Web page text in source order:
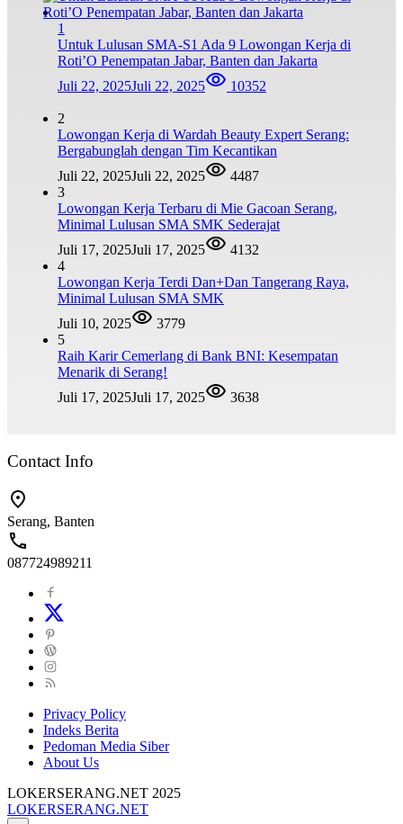
1
Untuk Lulusan SMA-S1 Ada 9 Lowongan Kerja di
Roti’O Penempatan Jabar, Banten dan Jakarta
Juli 22, 2025Juli 22, 2025 10352
2
Lowongan Kerja di Wardah Beauty Expert Serang:
Bergabunglah dengan Tim Kecantikan
Juli 22, 2025Juli 22, 2025
4487
3
Lowongan Kerja Terbaru di Mie Gacoan Serang,
Minimal Lulusan SMA SMK Sederajat
Juli 17, 2025Juli 17, 2025
4132
4
Lowongan Kerja Terdi Dan+Dan Tangerang Raya,
Minimal Lulusan SMA SMK
Juli 10, 2025
3779
5
Raih Karir Cemerlang di Bank BNI: Kesempatan
Menarik di Serang!
Juli 17, 2025Juli 17, 2025 3638
Contact Info
Serang, Banten
087724989211
Privacy Policy
Indeks Berita
Pedoman Media Siber
About Us
LOKERSERANG.NET 2025
LOKERSERANG.NET